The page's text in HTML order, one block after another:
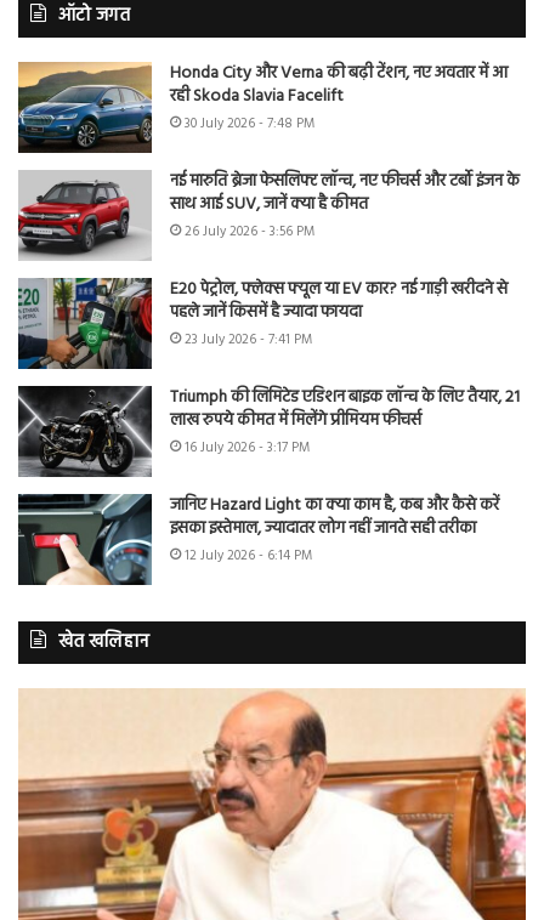
ऑटो जगत
Honda City और Verna की बढ़ी टेंशन, नए अवतार में आ
रही Skoda Slavia Facelift
30 July 2026 - 7:48 PM
नई मारुति ब्रेजा फेसलिफ्ट लॉन्च, नए फीचर्स और टर्बो इंजन के
साथ आई SUV, जानें क्या है कीमत
26 July 2026 - 3:56 PM
E20 पेट्रोल, फ्लेक्स फ्यूल या EV कार? नई गाड़ी खरीदने से
पहले जानें किसमें है ज्यादा फायदा
23 July 2026 - 7:41 PM
Triumph की लिमिटेड एडिशन बाइक लॉन्च के लिए तैयार, 21
लाख रुपये कीमत में मिलेंगे प्रीमियम फीचर्स
16 July 2026 - 3:17 PM
जानिए Hazard Light का क्या काम है, कब और कैसे करें
इसका इस्तेमाल, ज्यादातर लोग नहीं जानते सही तरीका
12 July 2026 - 6:14 PM
खेत खलिहान